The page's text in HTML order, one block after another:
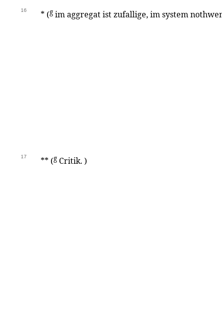
16 * (g im aggregat ist zufallige, im system
17 ** (g Critik. )